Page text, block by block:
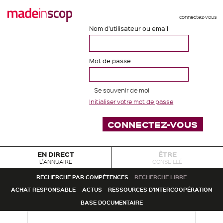
connectez-vous
Nom d'utilisateur ou email
Mot de passe
Se souvenir de moi
Initialiser votre mot de passe
EN DIRECT
L'ANNUAIRE
ÊTRE
CONSEILLÉ
RECHERCHE PAR COMPÉTENCES
RECHERCHE LIBRE
ACHAT RESPONSABLE
ACTUS
RESSOURCES D'INTERCOOPÉRATION
BASE DOCUMENTAIRE